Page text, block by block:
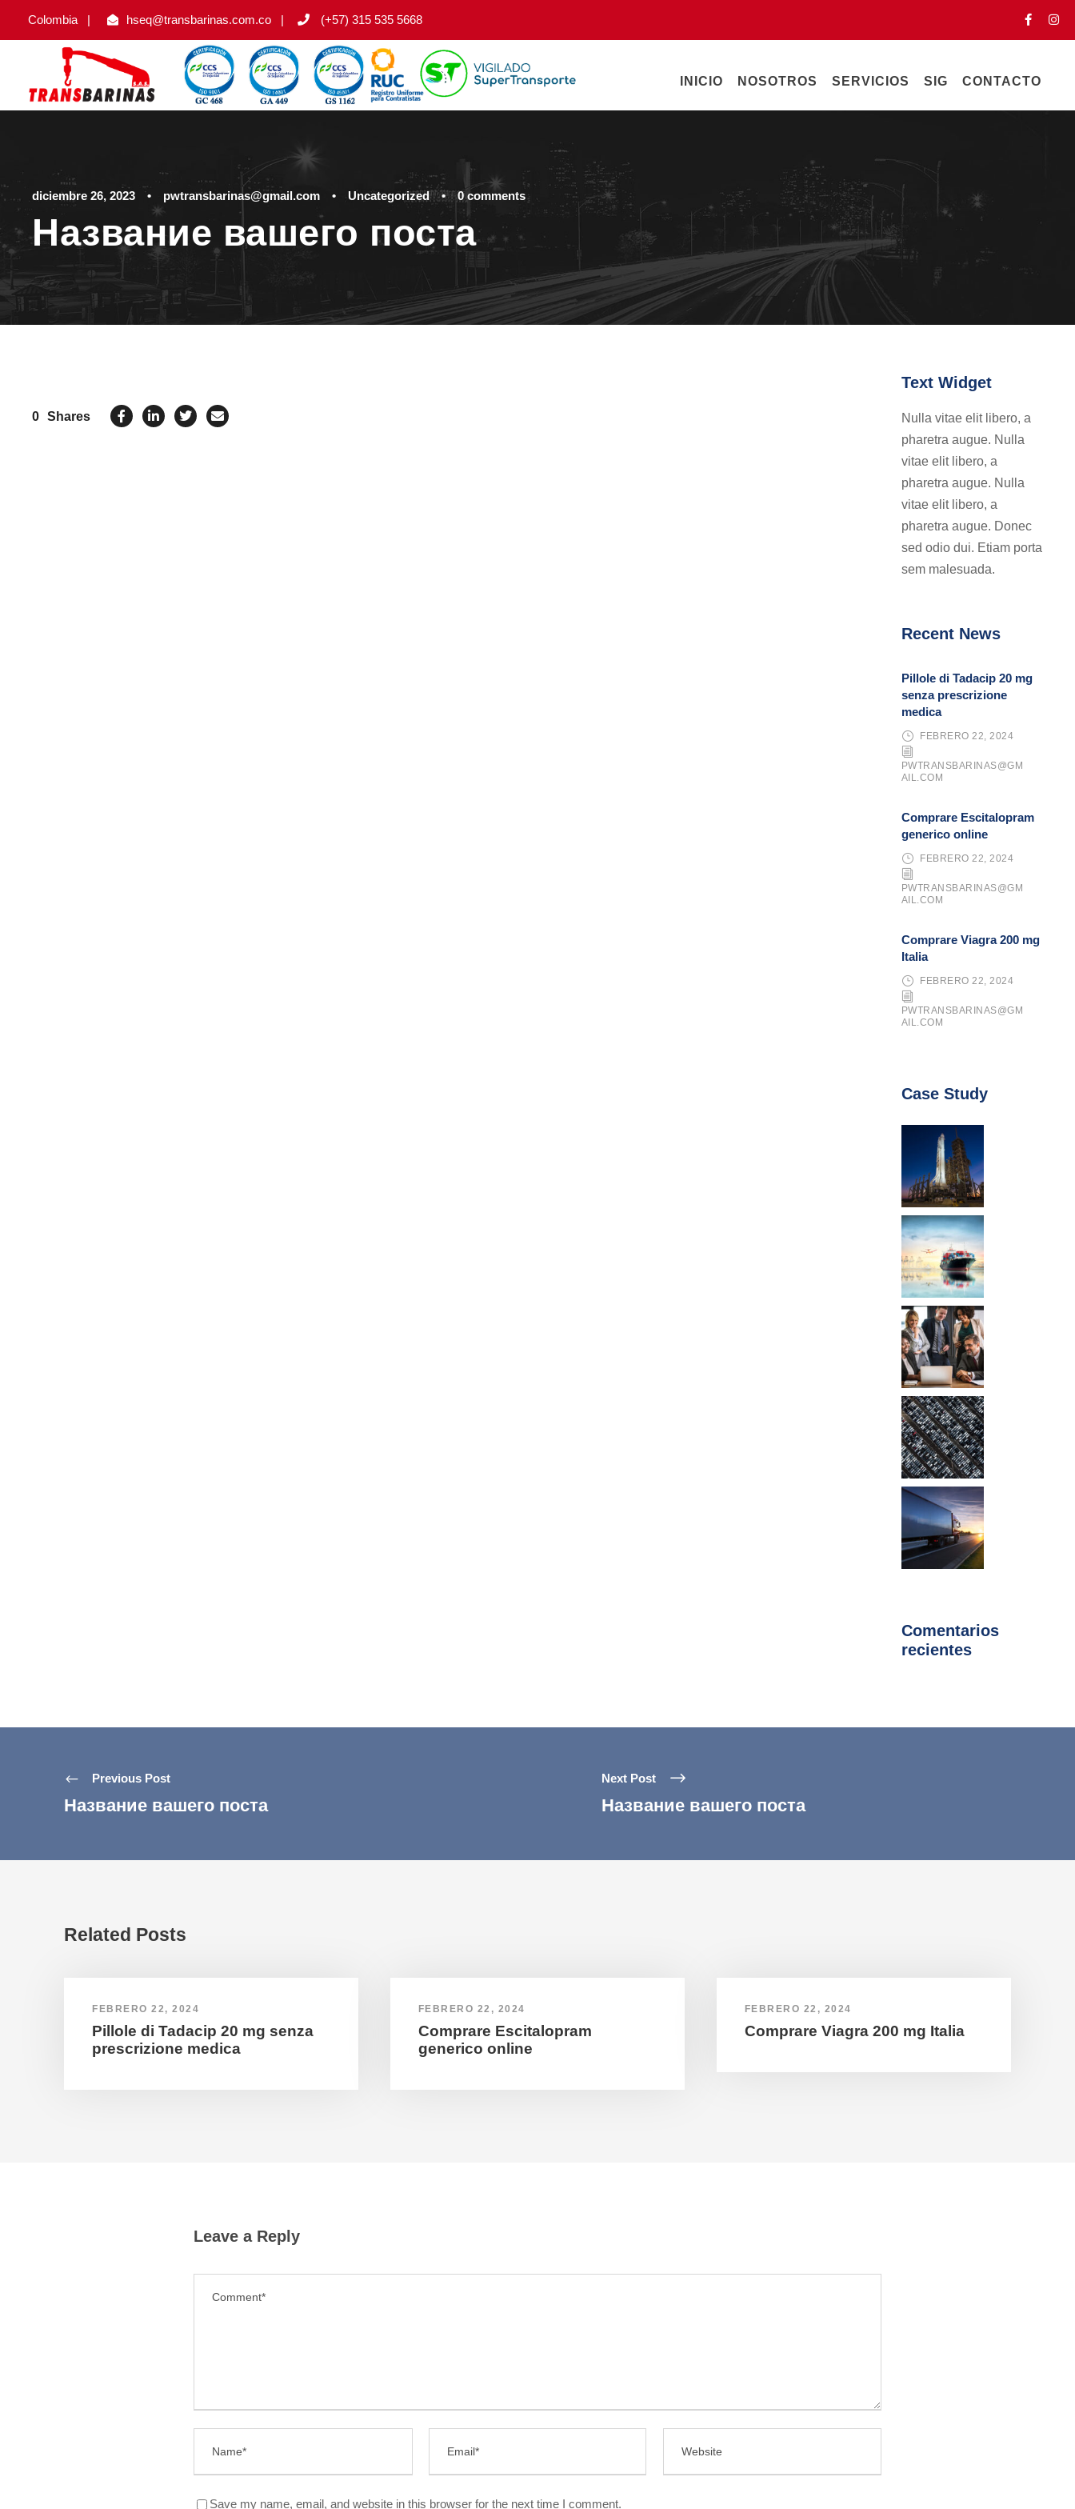
Colombia | hseq@transbarinas.com.co | (+57) 315 535 5668
INICIO NOSOTROS SERVICIOS SIG CONTACTO
diciembre 26, 2023 • pwtransbarinas@gmail.com • Uncategorized • 0 comments
Название вашего поста
0 Shares
Text Widget
Nulla vitae elit libero, a
pharetra augue. Nulla
vitae elit libero, a
pharetra augue. Nulla
vitae elit libero, a
pharetra augue. Donec
sed odio dui. Etiam porta
sem malesuada.
Recent News
Pillole di Tadacip 20 mg
senza prescrizione
medica
FEBRERO 22, 2024
PWTRANSBARINAS@GM
AIL.COM
Comprare Escitalopram
generico online
FEBRERO 22, 2024
PWTRANSBARINAS@GM
AIL.COM
Comprare Viagra 200 mg
Italia
FEBRERO 22, 2024
PWTRANSBARINAS@GM
AIL.COM
Case Study
Comentarios
recientes
Previous Post
Название вашего поста
Next Post
Название вашего поста
Related Posts
FEBRERO 22, 2024
Pillole di Tadacip 20 mg senza
prescrizione medica
FEBRERO 22, 2024
Comprare Escitalopram
generico online
FEBRERO 22, 2024
Comprare Viagra 200 mg Italia
Leave a Reply
Save my name, email, and website in this browser for the next time I comment.